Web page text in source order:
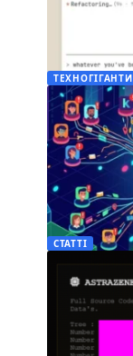
ТЕХНОГІГАНТИ
СТАТТІ